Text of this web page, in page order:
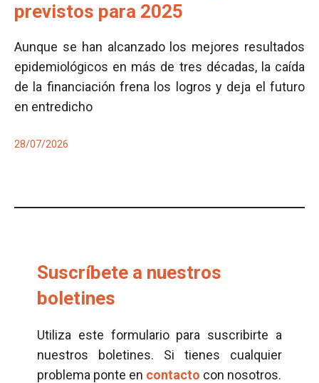
previstos para 2025
Aunque se han alcanzado los mejores resultados
epidemiológicos en más de tres décadas, la caída
de la financiación frena los logros y deja el futuro
en entredicho
28/07/2026
Suscríbete a nuestros
boletines
Utiliza este formulario para suscribirte a
nuestros boletines. Si tienes cualquier
problema ponte en contacto con nosotros.